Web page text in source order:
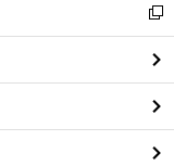
前
へ
閉
る
新
し
い
ウ
ィ
ン
ド